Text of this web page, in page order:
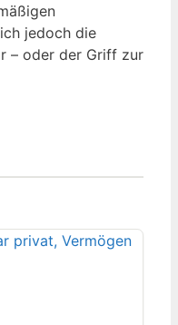
jedoch die
– oder der Griff zur